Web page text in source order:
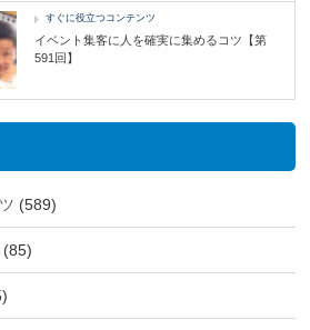
すぐに役立つコンテンツ
イベント集客に人を確実に集めるコツ【第
591回】
(589)
(85)